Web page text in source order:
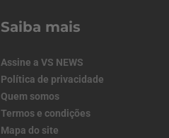
Saiba mais
Assine a VS NEWS
Política de privacidade
Quem somos
Termos e condições
Mapa do site